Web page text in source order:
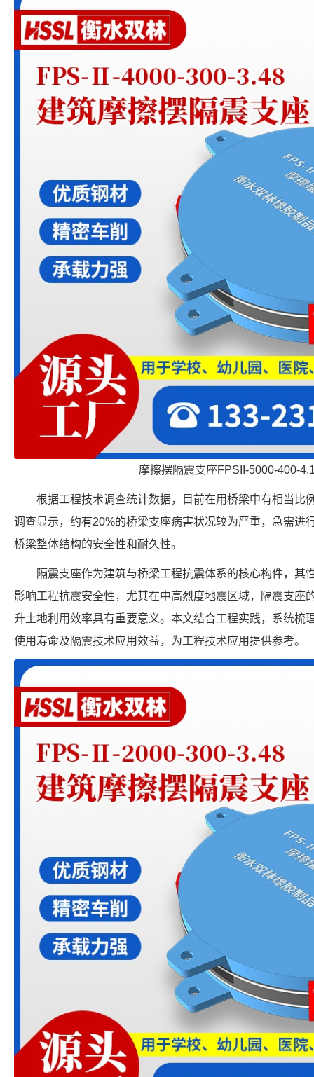
摩擦摆隔震支座FPSII-5000-400-
根据工程技术调查统计数据，目前在用桥梁中有相当比
调查显示，约有20%的桥梁支座病害状况较为严重，急需进
桥梁整体结构的安全性和耐久性。
隔震支座作为建筑与桥梁工程抗震体系的核心构件，其
影响工程抗震安全性，尤其在中高烈度地震区域，隔震支座
升土地利用效率具有重要意义。本文结合工程实践，系统梳
使用寿命及隔震技术应用效益，为工程技术应用提供参考。